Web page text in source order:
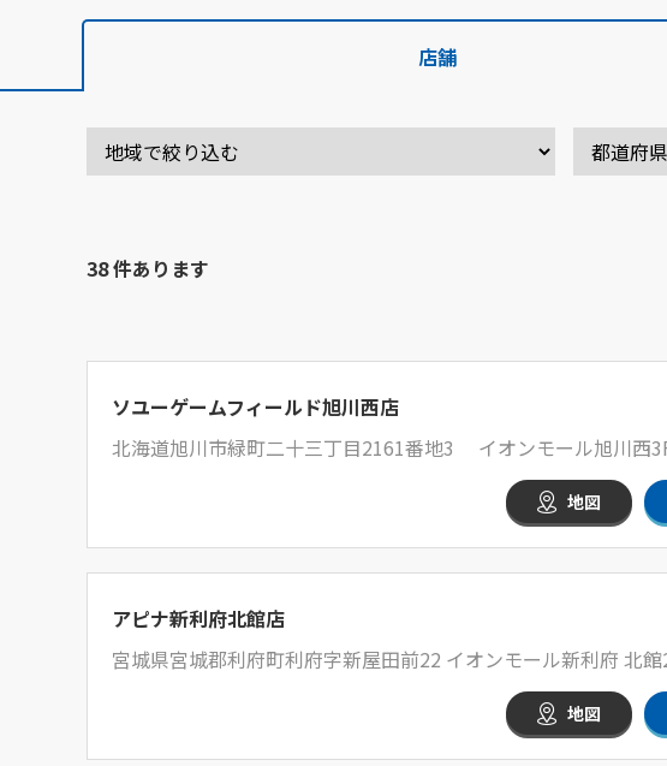
店舗
38 件あります
ソユーゲームフィールド旭川西店
北海道旭川市緑町二十三丁目2161番地3 イオンモール旭川西
地図
アピナ新利府北館店
宮城県宮城郡利府町利府字新屋田前22 イオンモール新利府 北館
地図